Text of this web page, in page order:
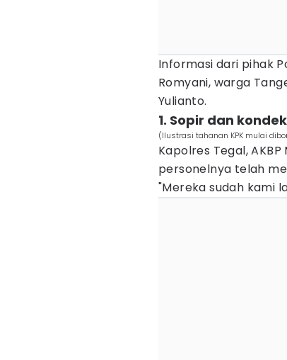
Informasi dari pihak
Romyani, warga
Yulianto.
1. Sopir dan
(Ilustrasi tahanan KPK mulai
Kapolres Tegal,
personelnya telah
"Mereka sudah kami